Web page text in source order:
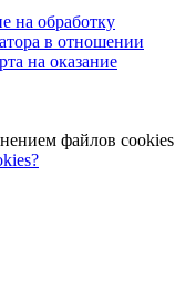
на обработку
в отношении
на оказание
файлов cookies